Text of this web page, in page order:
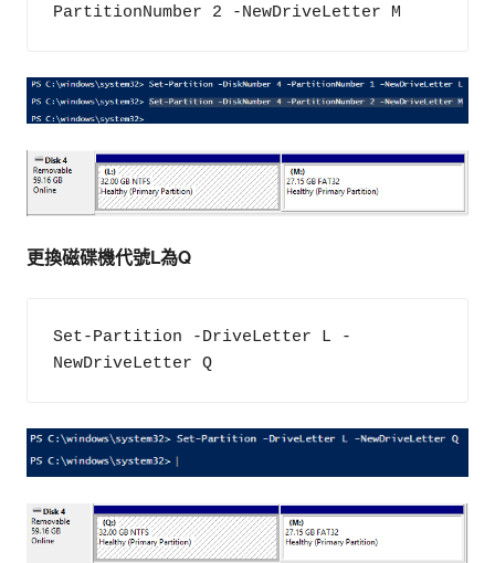
PartitionNumber 2 -NewDriveLetter M
更換磁碟機代號L為Q
Set-Partition -DriveLetter L -
NewDriveLetter Q